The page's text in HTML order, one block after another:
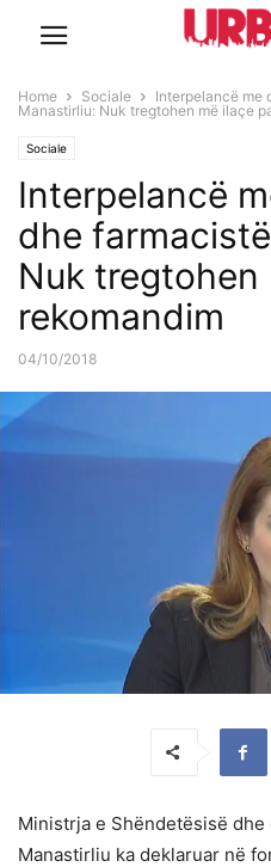
Home Sociale
Interpelancë me
Manastirliu: Nuk tregtohen më ilaçe
Sociale
Interpelancë
dhe
Nuk tregtohen
rekomandim
04/10/2018
Ministrja e Shëndetësisë
Manastirliu ka deklaruar në